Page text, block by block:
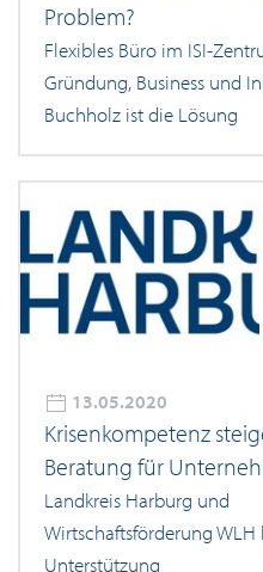
Problem?
Flexibles Büro im ISI-
Gründung, Business und
Buchholz ist die Lösung
13.05.2020
Krisenkompetenz
Beratung für
Landkreis Harburg und
Wirtschaftsförderung WLH
Unterstützung